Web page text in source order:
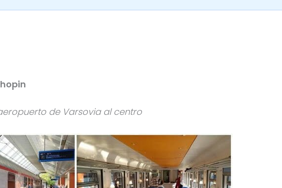
de Varsovia al centro